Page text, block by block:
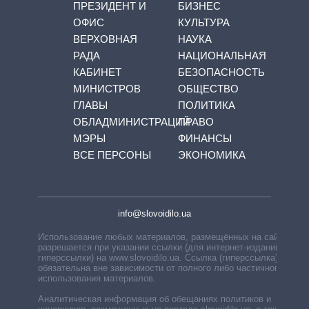
ПРЕЗИДЕНТ И
ОФИС
ВЕРХОВНАЯ
РАДА
КАБИНЕТ
МИНИСТРОВ
ГЛАВЫ
ОБЛАДМИНИСТРАЦИЙ
МЭРЫ
ВСЕ ПЕРСОНЫ
БИЗНЕС
КУЛЬТУРА
НАУКА
НАЦИОНАЛЬНАЯ
БЕЗОПАСНОСТЬ
ОБЩЕСТВО
ПОЛИТИКА
ПРАВО
ФИНАНСЫ
ЭКОНОМИКА
info@slovoidilo.ua
Использование любых материалов, размещённых на сайте,
разрешается при указании ссылки (для интернет-изданий —
гиперссылки) на www.slovoidilo.ua. Ссылка (гиперссылка)
обязательна вне зависимости от полного либо частичного
использования материалов.
Аналитическая информация об обещаниях политиков и